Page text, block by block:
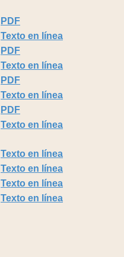
PDF
Texto en línea
PDF
Texto en línea
PDF
Texto en línea
PDF
Texto en línea
Texto en línea
Texto en línea
Texto en línea
Texto en línea